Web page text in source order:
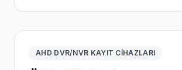
AHD DVR/NVR KAYIT CIHAZLARI